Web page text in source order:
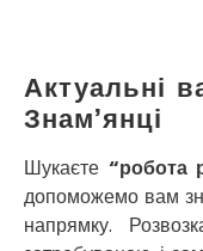
Актуальні
Знам’янці
Шукаєте “робота
допоможемо вам
напрямку.
Крюківщина
Крижанівка
Ладижин
Лісники
Лиманка
Лозова
Лубни